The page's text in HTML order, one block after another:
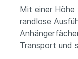
Mit einer Höhe
randlose
Transport und